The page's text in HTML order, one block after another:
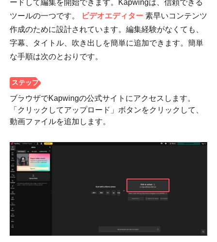
ステップ
2。
ードして編集を開始できます。Kapwingは、信頼できる
ツールの一つです。
ビデオエディター 素早いコンテンツ
作成のために設計されています。編集経験がなくても、
字幕、タイトル、吹き出しを簡単に追加できます。簡単
な手順は次のとおりです。
ブラウザでKapwingの公式サイトにアクセスします。
「クリックしてアップロード」ボタンをクリックして、
動画ファイルを追加します。